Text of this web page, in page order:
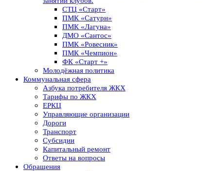
СТЦ «Старт»
ПМК «Сатурн»
ПМК «Лагуна»
ДМО «Сантос»
ПМК «Ровесник»
ПМК «Чемпион»
ФК «Старт +»
Молодёжная политика
Коммунальная сфера
Азбука потребителя ЖКХ
Тарифы по ЖКХ
ЕРКЦ
Управляющие организации
Дороги
Транспорт
Субсидии
Капитальный ремонт
Ответы на вопросы
Обращения